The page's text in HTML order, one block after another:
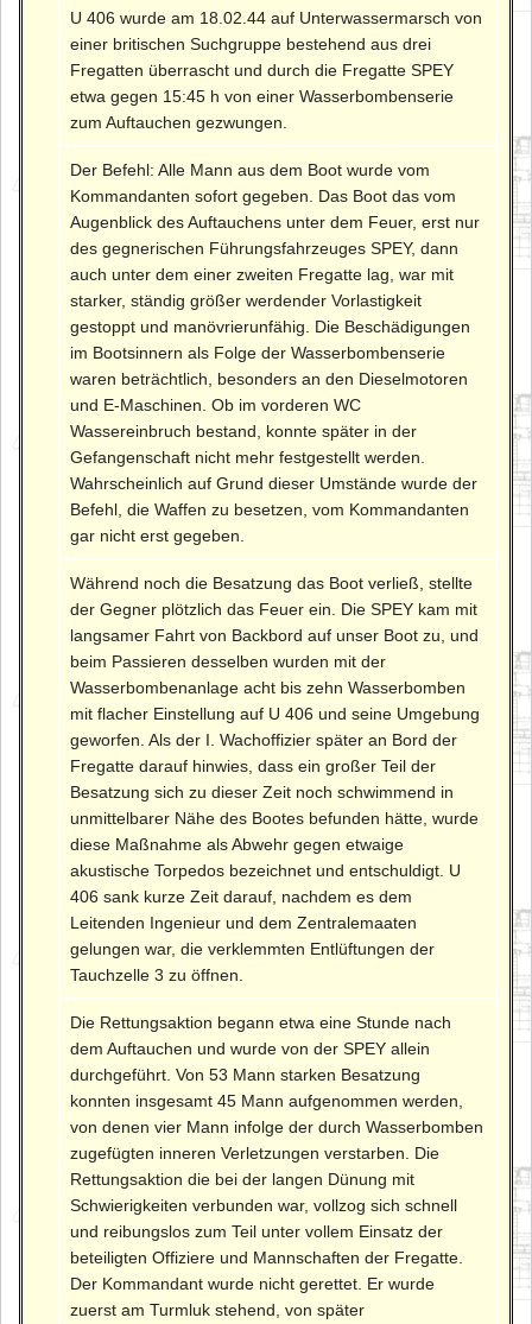
U 406 wurde am 18.02.44 auf Unterwassermarsch von
einer britischen Suchgruppe bestehend aus drei
Fregatten überrascht und durch die Fregatte SPEY
etwa gegen 15:45 h von einer Wasserbombenserie
zum Auftauchen gezwungen.
Der Befehl: Alle Mann aus dem Boot wurde vom
Kommandanten sofort gegeben. Das Boot das vom
Augenblick des Auftauchens unter dem Feuer, erst nur
des gegnerischen Führungsfahrzeuges SPEY, dann
auch unter dem einer zweiten Fregatte lag, war mit
starker, ständig größer werdender Vorlastigkeit
gestoppt und manövrierunfähig. Die Beschädigungen
im Bootsinnern als Folge der Wasserbombenserie
waren beträchtlich, besonders an den Dieselmotoren
und E-Maschinen. Ob im vorderen WC
Wassereinbruch bestand, konnte später in der
Gefangenschaft nicht mehr festgestellt werden.
Wahrscheinlich auf Grund dieser Umstände wurde der
Befehl, die Waffen zu besetzen, vom Kommandanten
gar nicht erst gegeben.
Während noch die Besatzung das Boot verließ, stellte
der Gegner plötzlich das Feuer ein. Die SPEY kam mit
langsamer Fahrt von Backbord auf unser Boot zu, und
beim Passieren desselben wurden mit der
Wasserbombenanlage acht bis zehn Wasserbomben
mit flacher Einstellung auf U 406 und seine Umgebung
geworfen. Als der I. Wachoffizier später an Bord der
Fregatte darauf hinwies, dass ein großer Teil der
Besatzung sich zu dieser Zeit noch schwimmend in
unmittelbarer Nähe des Bootes befunden hätte, wurde
diese Maßnahme als Abwehr gegen etwaige
akustische Torpedos bezeichnet und entschuldigt. U
406 sank kurze Zeit darauf, nachdem es dem
Leitenden Ingenieur und dem Zentralemaaten
gelungen war, die verklemmten Entlüftungen der
Tauchzelle 3 zu öffnen.
Die Rettungsaktion begann etwa eine Stunde nach
dem Auftauchen und wurde von der SPEY allein
durchgeführt. Von 53 Mann starken Besatzung
konnten insgesamt 45 Mann aufgenommen werden,
von denen vier Mann infolge der durch Wasserbomben
zugefügten inneren Verletzungen verstarben. Die
Rettungsaktion die bei der langen Dünung mit
Schwierigkeiten verbunden war, vollzog sich schnell
und reibungslos zum Teil unter vollem Einsatz der
beteiligten Offiziere und Mannschaften der Fregatte.
Der Kommandant wurde nicht gerettet. Er wurde
zuerst am Turmluk stehend, von später